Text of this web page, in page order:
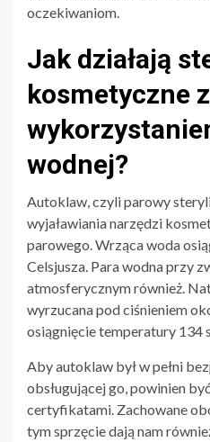
oczekiwaniom.
Jak działają
kosmetyczne z
wodnej?
Autoklaw, czyli parowy
wyjaławiania narzędzi
parowego. Wrząca woda
Celsjusza. Para wodna przy
atmosferycznym również.
wyrzucana pod ciśnieniem
osiągnięcie temperatury 134
Aby autoklaw był w pełni
obsługującej go, powinien
certyfikatami. Zachowane
tym sprzęcie dają nam